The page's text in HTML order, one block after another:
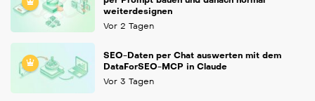
weiterdesignen
Vor 2 Tagen
SEO-Daten per Chat auswerten mit dem
DataForSEO-MCP in Claude
Vor 3 Tagen